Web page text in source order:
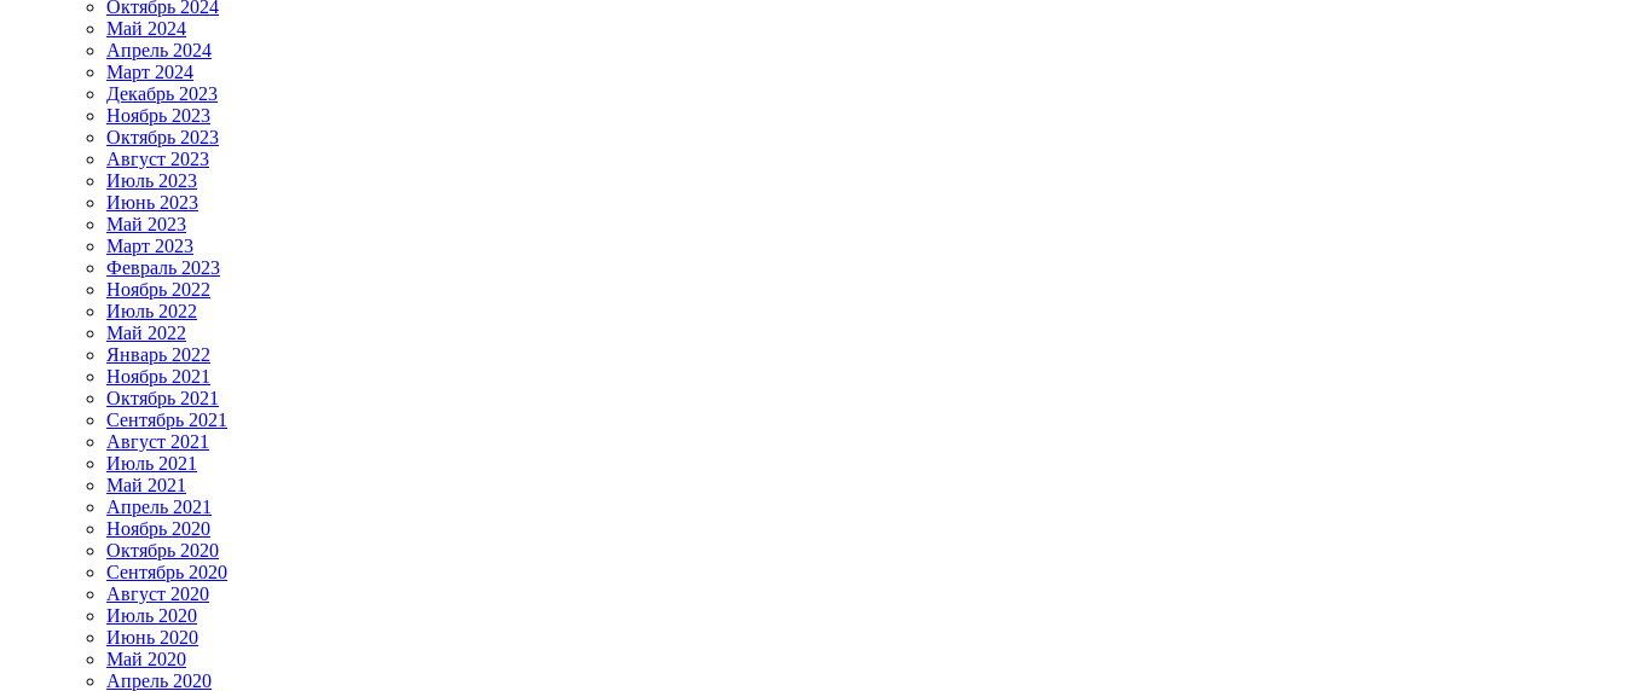
Октябрь 2024
Май 2024
Апрель 2024
Март 2024
Декабрь 2023
Ноябрь 2023
Октябрь 2023
Август 2023
Июль 2023
Июнь 2023
Май 2023
Март 2023
Февраль 2023
Ноябрь 2022
Июль 2022
Май 2022
Январь 2022
Ноябрь 2021
Октябрь 2021
Сентябрь 2021
Август 2021
Июль 2021
Май 2021
Апрель 2021
Ноябрь 2020
Октябрь 2020
Сентябрь 2020
Август 2020
Июль 2020
Июнь 2020
Май 2020
Апрель 2020